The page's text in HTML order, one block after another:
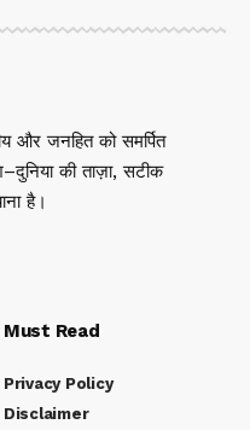
और जनहित को समर्पित
की ताज़ा, सटीक
है।
Must Read
Privacy Policy
Disclaimer